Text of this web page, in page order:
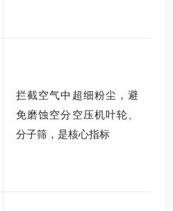
拦截空气中超细粉尘，避
免磨蚀空分空压机叶轮、
分子筛，是核心指标